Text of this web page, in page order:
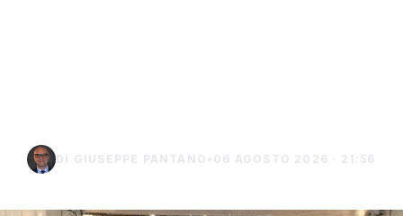
DI GIUSEPPE PANTANO • 06 AGOSTO 2026 · 21:56